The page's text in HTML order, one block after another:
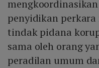
penyidikan
tindak pidana
sama oleh orang
peradilan umum